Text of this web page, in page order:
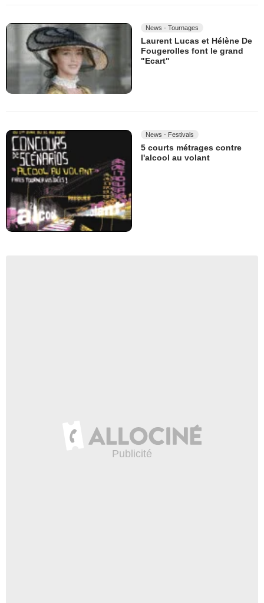
News - Tournages
Laurent Lucas et Hélène De
Fougerolles font le grand
"Ecart"
News - Festivals
5 courts métrages contre
l'alcool au volant